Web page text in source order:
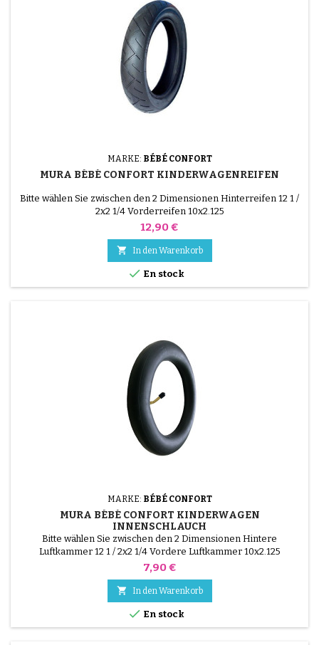
MARKE: BÉBÉ CONFORT
MURA BÉBÉ CONFORT KINDERWAGENREIFEN
Bitte wählen Sie zwischen den 2 Dimensionen Hinterreifen 12 1 /
2x2 1/4 Vorderreifen 10x2.125
Preis
12,90 €
 In den Warenkorb
 En stock
MARKE: BÉBÉ CONFORT
MURA BÉBÉ CONFORT KINDERWAGEN
INNENSCHLAUCH
Bitte wählen Sie zwischen den 2 Dimensionen Hintere
Luftkammer 12 1 / 2x2 1/4 Vordere Luftkammer 10x2.125
Preis
7,90 €
 In den Warenkorb
 En stock